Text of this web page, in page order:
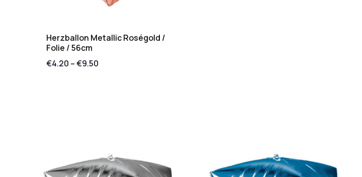
Herzballon Metallic Roségold /
Folie / 56cm
€4.20 –€9.50